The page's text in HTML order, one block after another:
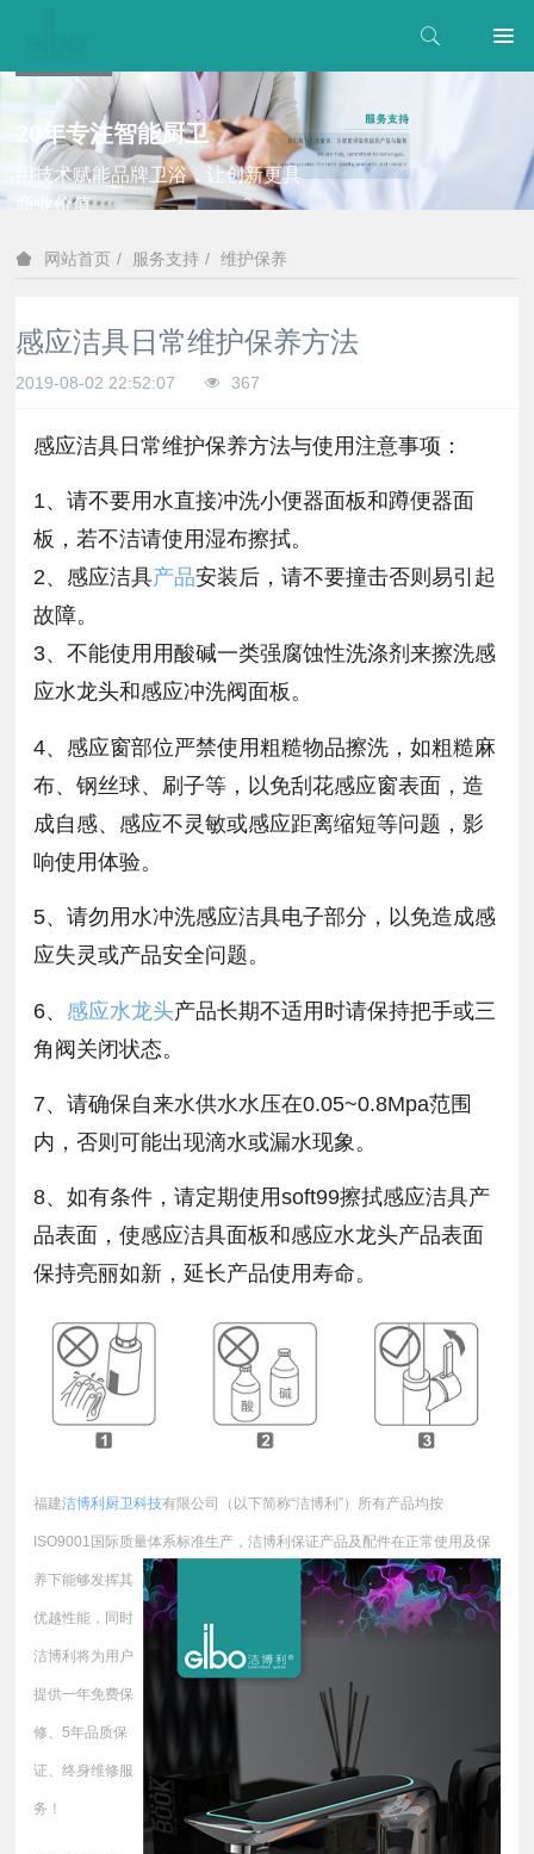
20年专注智能厨卫
用技术赋能品牌卫浴，让创新更具
商业价值
网站首页 服务支持 维护保养
感应洁具日常维护保养方法
2019-08-02 22:52:07 367
感应洁具日常维护保养方法与使用注意事项：
1、请不要用水直接冲洗小便器面板和蹲便器面
板，若不洁请使用湿布擦拭。
2、感应洁具产品安装后，请不要撞击否则易引起
故障。
3、不能使用用酸碱一类强腐蚀性洗涤剂来擦洗感
应水龙头和感应冲洗阀面板。
4、感应窗部位严禁使用粗糙物品擦洗，如粗糙麻
布、钢丝球、刷子等，以免刮花感应窗表面，造
成自感、感应不灵敏或感应距离缩短等问题，影
响使用体验。
5、请勿用水冲洗感应洁具电子部分，以免造成感
应失灵或产品安全问题。
6、 感应水龙头产品长期不适用时请保持把手或三
角阀关闭状态。
7、请确保自来水供水水压在0.05~0.8Mpa范围
内，否则可能出现滴水或漏水现象。
8、如有条件，请定期使用soft99擦拭感应洁具产
品表面，使感应洁具面板和感应水龙头产品表面
保持亮丽如新，延长产品使用寿命。
福建洁博利厨卫科技有限公司（以下简称“洁博利”）所有产品均按
ISO9001国际质量体系标准生产，洁博利保证产品及配件在正常使用及保
养下能够发挥其
优越性能，同时
洁博利将为用户
提供一年免费保
修、5年品质保
证、终身维修服
务！